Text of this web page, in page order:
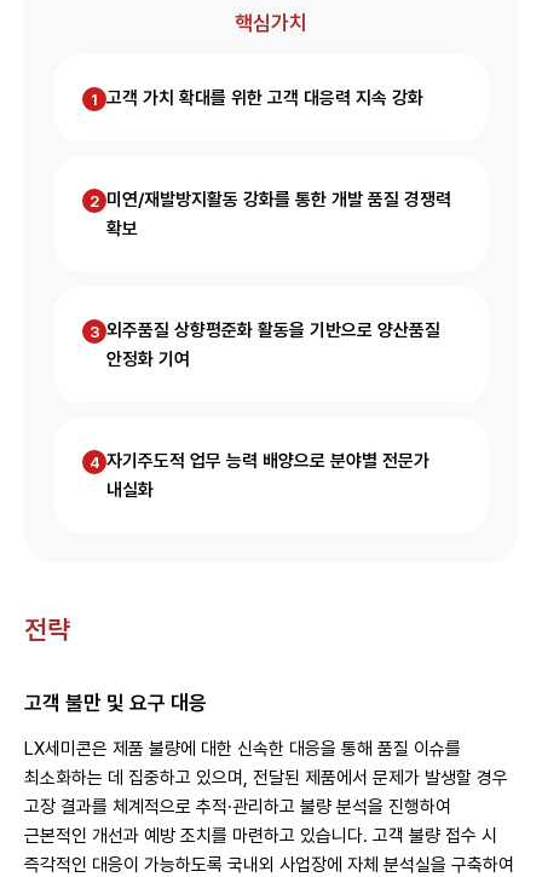
핵심가치
1 고객 가치 확대를 위한 고객 대응력 지속 강화
2 미연/재발방지활동 강화를 통한 개발 품질 경쟁력
확보
3 외주품질 상향평준화 활동을 기반으로 양산품질
안정화 기여
4 자기주도적 업무 능력 배양으로 분야별 전문가
내실화
전략
고객 불만 및 요구 대응
LX세미콘은 제품 불량에 대한 신속한 대응을 통해 품질 이슈를
최소화하는 데 집중하고 있으며, 전달된 제품에서 문제가 발생할 경우
고장 결과를 체계적으로 추적·관리하고 불량 분석을 진행하여
근본적인 개선과 예방 조치를 마련하고 있습니다. 고객 불량 접수 시
즉각적인 대응이 가능하도록 국내외 사업장에 자체 분석실을 구축하여